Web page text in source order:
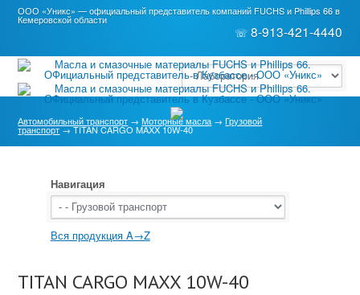
ООО «Уникс» — официальный представитель компаний FUCHS и Phillips 66 в
Кемеровской области
☏ 8-913-421-4440
Автомобильный транспорт → Моторные масла → Грузовой
транспорт→ TITAN CARGO MAXX 10W-40
Навигация
Вся продукция A→Z
TITAN CARGO MAXX 10W-40